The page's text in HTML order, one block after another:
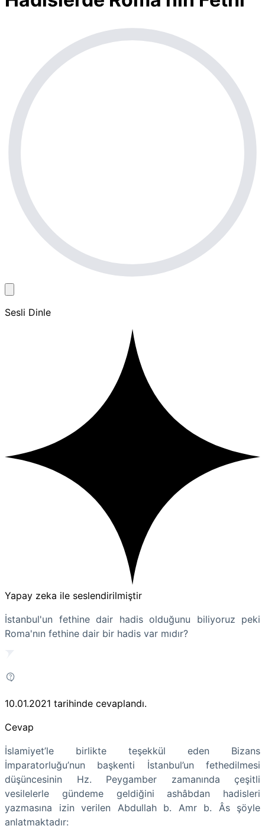
Sesli Dinle
Yapay zeka ile seslendirilmiştir
İstanbul'un fethine dair hadis olduğunu biliyoruz peki
Roma'nın fethine dair bir hadis var mıdır?
10.01.2021 tarihinde cevaplandı.
Cevap
İslamiyet’le birlikte teşekkül eden Bizans
İmparatorluğu’nun başkenti İstanbul’un fethedilmesi
düşüncesinin Hz. Peygamber zamanında çeşitli
vesilelerle gündeme geldiğini ashâbdan hadisleri
yazmasına izin verilen Abdullah b. Amr b. Âs şöyle
anlatmaktadır: